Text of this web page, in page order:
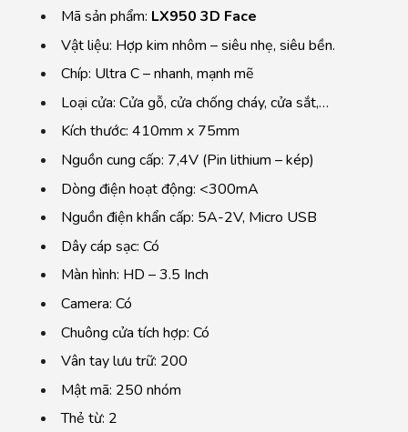
Mã sản phẩm: LX950 3D Face
Vật liệu: Hợp kim nhôm – siêu nhẹ, siêu bền.
Chíp: Ultra C – nhanh, mạnh mẽ
Loại cửa: Cửa gỗ, cửa chống cháy, cửa sắt,…
Kích thước: 410mm x 75mm
Nguồn cung cấp: 7,4V (Pin lithium – kép)
Dòng điện hoạt động: <300mA
Nguồn điện khẩn cấp: 5A-2V, Micro USB
Dây cáp sạc: Có
Màn hình: HD – 3.5 Inch
Camera: Có
Chuông cửa tích hợp: Có
Vân tay lưu trữ: 200
Mật mã: 250 nhóm
Thẻ từ: 2